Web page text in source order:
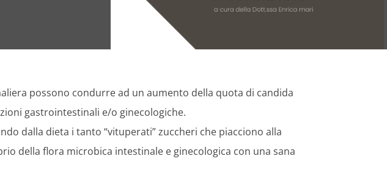
possono condurre ad un aumento della quota di candida
gastrointestinali e/o ginecologiche.
dalla dieta i tanto “vituperati” zuccheri che piacciono alla
della flora microbica intestinale e ginecologica con una sana